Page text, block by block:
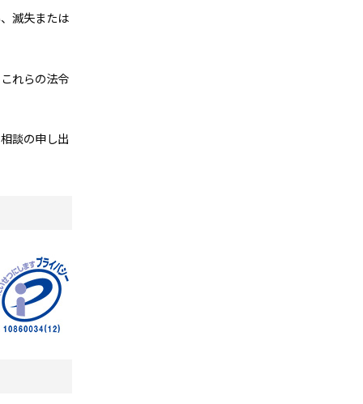
滅失または
れらの法令
談の申し出